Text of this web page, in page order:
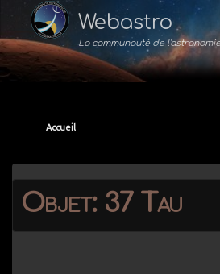
Webastro
La communauté de l'astronomie
Accueil
Objet: 37 Tau